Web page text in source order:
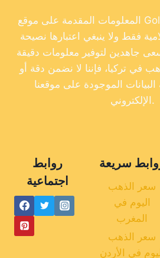
المعلومات المقدمة على موقع Goldpricesturkey.com
فقط ولا ينبغي اعتبارها نصيحة
جاهدين لتوفير معلومات دقيقة
في تركيا، فإننا لا نضمن دقة أو
البيانات الموجودة على موقعنا
الإلكتروني.
روابط
اجتماعية
سريعة
سعر الذهب
اليوم في
المغرب
سعر الذهب
في الأردن